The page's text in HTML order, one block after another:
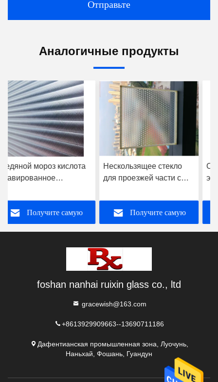
Отправьте
Аналогичные продукты
Нескользящее стекло
для проезжей части с
для пола
Получите самую
OEM кислотно-
этированное закаленное
пальцев нескользящее
стекло для
строительства
Получите самую
foshan nanhai ruixin glass co., ltd
gracewish@163.com
+8613929909663--13690711186
Дафентианская промышленная зона, Луочунь,
Наньхай, Фошань, Гуандун